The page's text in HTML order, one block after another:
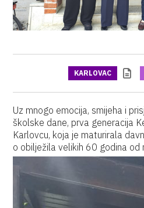
KARLOVAC
Uz mnogo emocija, smijeha i
školske dane, prva generacija
Karlovcu, koja je maturirala
o obilježila velikih 60 godina od